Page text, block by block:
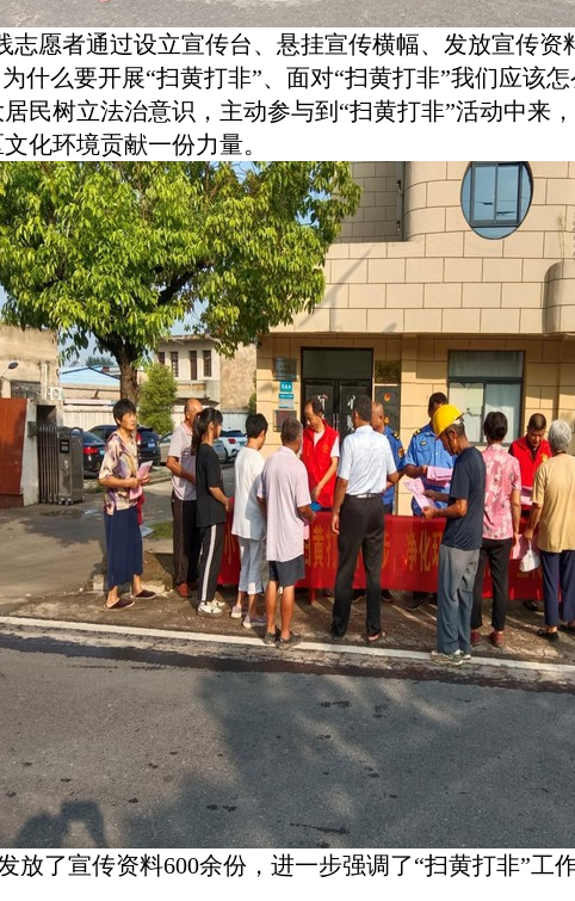
志愿者通过设立宣传台、悬挂宣传横幅、发放宣传资
什么要开展“扫黄打非”、面对“扫黄打非”我们应该
民树立法治意识，主动参与到“扫黄打非”活动中来
化环境贡献一份力量。
放了宣传资料600余份，进一步强调了“扫黄打非”工